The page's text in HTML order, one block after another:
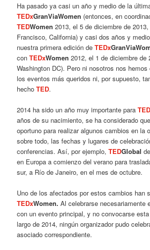
Ha pasado ya casi un año y medio de la
TEDxGranViaWomen (entonces, en
TEDWomen 2013, el 5 de diciembre de
Francisco, California) y casi dos años y
nuestra primera edición deTEDx
conTEDxWomen 2012, el 1 de diciembre de
Washington DC). Pero ni nosotros nos
los eventos más queridos ni, por supuesto,
hechoTED.
2014 ha sido un año muy importante paraTED
años de su nacimiento, se ha considerado
oportuno para realizar algunos cambios en la
sobre todo, las fechas y lugares de
conferencias. Así, por ejemplo,TEDGlobal
en Europa a comienzo del verano para
sur, a Río de Janeiro, en el mes de octubre.
Uno de los afectados por estos cambios han
TEDxWomen. Al celebrarse necesariamente
con un evento principal, y no convocarse
largo de 2014, ningún organizador pudo
asociado correspondiente.